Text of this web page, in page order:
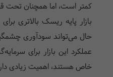
کمتر است، اما همچنان تحت
بازار پایه ریسک بالاتری
حال می‌تواند سودآوری
عملکرد این بازار برای
خاص هستند، اهمیت زیادی